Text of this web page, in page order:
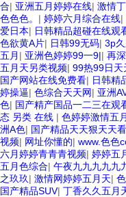
合| 亚洲五月婷婷在线| 激情
色色色。 | 婷婷六月综合在线|
爱日本| 日韩精品超碰在线观
色欲黄A片| 日韩99无码| 3p久
五月 | 亚洲色婷婷99一9|| 再
五月天另类视频| 99热99日天
国产网站在线免费看| 日韩精
婷操逼| 色综合天天网| 亚洲
色| 国产精产国品一二三在观
态 另类 在线 | 色婷婷激情五
洲A色| 国产精品天天狠天天看
视频| 网址你懂的| www.色色
六月婷婷青青青视频| 婷婷五
五月色综合| 午夜九九九九九
之玖玖| 激情网婷婷五月天|
国产精品SUV| 丁香久久五月